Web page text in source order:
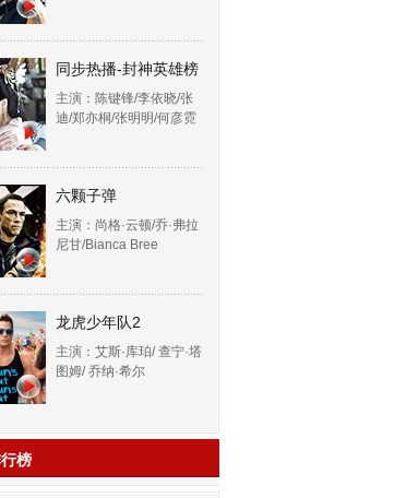
同步热播-封神英雄榜
主演：陈键锋/李依晓/张
迪/郑亦桐/张明明/何彦霓
六颗子弹
主演：尚格·云顿/乔·弗拉
尼甘/Bianca Bree
龙虎少年队2
主演：艾斯·库珀/ 查宁·塔
图姆/ 乔纳·希尔
榜